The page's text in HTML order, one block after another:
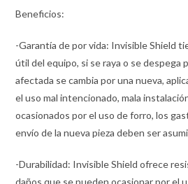
Beneficios:
-Garantía de por vida: Invisible Shield
útil del equipo, si se raya o se despega
afectada se cambia por una nueva,
el uso mal intencionado, mala
ocasionados por el uso de forro, los
envío de la nueva pieza deben ser
-Durabilidad: Invisible Shield ofrece
daños que se pueden ocasionar por el